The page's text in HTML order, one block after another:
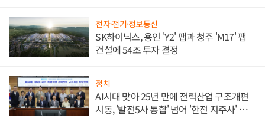
전자·전기·정보통신
SK하이닉스, 용인 'Y2' 팹과 청주 'M17' 팹
건설에 54조 투자 결정
정치
AI시대 맞아 25년 만에 전력산업 구조개편
시동, '발전5사 통합' 넘어 '한전 지주사' 재편